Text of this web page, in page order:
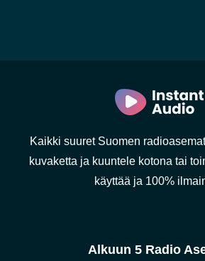
Kaikki suuret Suomen
kuvaketta ja kuuntele kotona tai
käyttää ja 100%
Alkuun 5 Radio